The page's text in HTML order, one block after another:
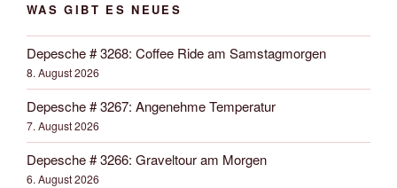
WAS GIBT ES NEUES
Depesche # 3268: Coffee Ride am Samstagmorgen
8. August 2026
Depesche # 3267: Angenehme Temperatur
7. August 2026
Depesche # 3266: Graveltour am Morgen
6. August 2026